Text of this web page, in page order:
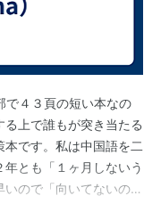
で４３頁の短い本なの
上で誰もが突き当たる
です。私は中国語を二
とも「１ヶ月しないう
いので「向いてないの